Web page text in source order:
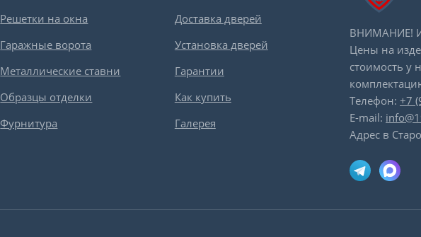
Решетки на окна
Гаражные ворота
Металлические ставни
Образцы отделки
Фурнитура
Доставка дверей
Установка дверей
Гарантии
Как купить
Галерея
ВНИМАНИЕ!
Цены на
стоимость у
Телефон: +7
E-mail:
Адрес в